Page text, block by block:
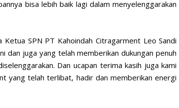
bisa lebih baik lagi dalam menyelenggarakan
SPN PT Kahoindah Citragarment Leo Sandi
dan juga yang telah memberikan dukungan penuh
Dan ucapan terima kasih juga kami
yang telah terlibat, hadir dan memberikan energi